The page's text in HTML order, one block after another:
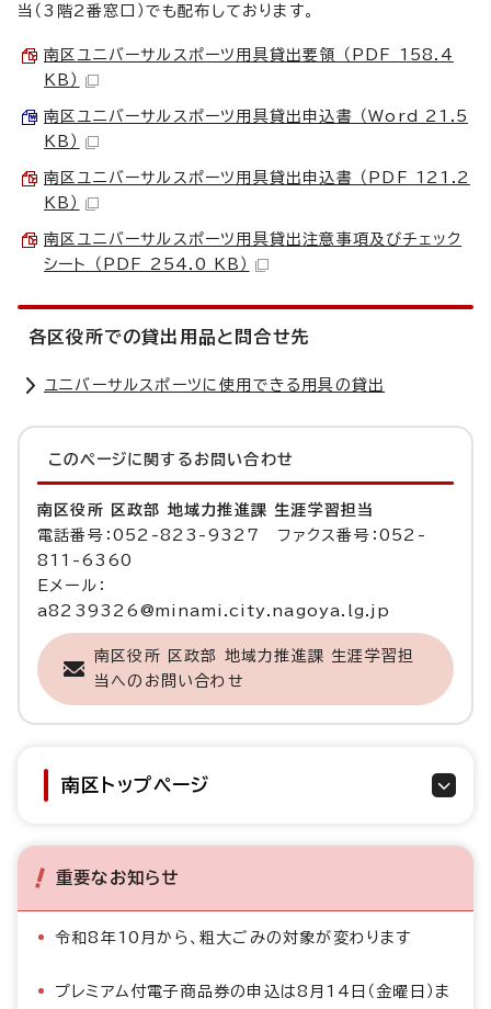
当（3階2番窓口）でも配布しております。
南区ユニバーサルスポーツ用具貸出要領 （PDF 158.4
KB）
南区ユニバーサルスポーツ用具貸出申込書 （Word 21.5
KB）
南区ユニバーサルスポーツ用具貸出申込書 （PDF 121.2
KB）
南区ユニバーサルスポーツ用具貸出注意事項及びチェック
シート （PDF 254.0 KB）
各区役所での貸出用品と問合せ先
ユニバーサルスポーツに使用できる用具の貸出
このページに関する お問い合わせ
南区役所 区政部 地域力推進課 生涯学習担当
電話番号：052-823-9327 ファクス番号：052-
811-6360
Eメール：
a8239326@minami.city.nagoya.lg.jp
南区役所 区政部 地域力推進課 生涯学習担
当へのお問い合わせ
南区トップページ
重要なお知らせ
令和8年10月から、粗大ごみの対象が変わります
プレミアム付電子商品券の申込は8月14日（金曜日）ま